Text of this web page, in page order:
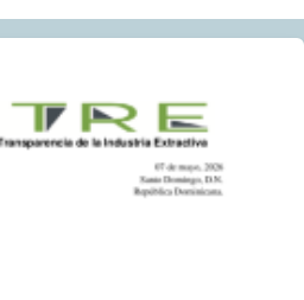
clave: “No seremos
virtual de Barrick limita la
las comunidades afectadas